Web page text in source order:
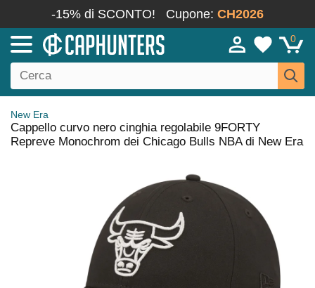
-15% di SCONTO! Cupone: CH2026
0
New Era
Cappello curvo nero cinghia regolabile 9FORTY
Repreve Monochrom dei Chicago Bulls NBA di New Era